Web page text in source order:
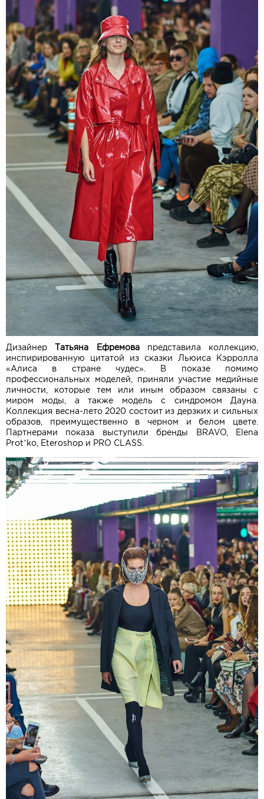
ДизайнерТатьяна Ефремовапредставила коллекцию,
инспирированную цитатой из сказки Льюиса Кэрролла
«Алиса в стране чудес». В показе помимо
профессиональных моделей, приняли участие медийные
личности, которые тем или иным образом связаны с
миром моды, а также модель с синдромом Дауна.
Коллекция весна-лето 2020 состоит из дерзких и сильных
образов, преимущественно в черном и белом цвете.
Партнерами показа выступили бренды BRAVO, Elena
Prot’ko, Eteroshop и PRO CLASS.